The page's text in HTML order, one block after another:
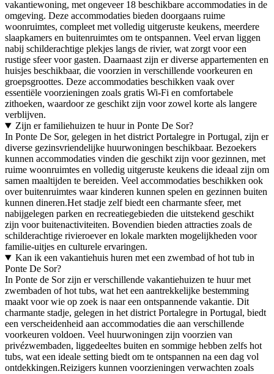
vakantiewoning, met ongeveer 18 beschikbare accommodaties in de
omgeving. Deze accommodaties bieden doorgaans ruime
woonruimtes, compleet met volledig uitgeruste keukens, meerdere
slaapkamers en buitenruimtes om te ontspannen. Veel ervan liggen
nabij schilderachtige plekjes langs de rivier, wat zorgt voor een
rustige sfeer voor gasten. Daarnaast zijn er diverse appartementen en
huisjes beschikbaar, die voorzien in verschillende voorkeuren en
groepsgroottes. Deze accommodaties beschikken vaak over
essentiële voorzieningen zoals gratis Wi-Fi en comfortabele
zithoeken, waardoor ze geschikt zijn voor zowel korte als langere
verblijven.
Zijn er familiehuizen te huur in Ponte De Sor?
In Ponte De Sor, gelegen in het district Portalegre in Portugal, zijn er
diverse gezinsvriendelijke huurwoningen beschikbaar. Bezoekers
kunnen accommodaties vinden die geschikt zijn voor gezinnen, met
ruime woonruimtes en volledig uitgeruste keukens die ideaal zijn om
samen maaltijden te bereiden. Veel accommodaties beschikken ook
over buitenruimtes waar kinderen kunnen spelen en gezinnen buiten
kunnen dineren.Het stadje zelf biedt een charmante sfeer, met
nabijgelegen parken en recreatiegebieden die uitstekend geschikt
zijn voor buitenactiviteiten. Bovendien bieden attracties zoals de
schilderachtige rivieroever en lokale markten mogelijkheden voor
familie-uitjes en culturele ervaringen.
Kan ik een vakantiehuis huren met een zwembad of hot tub in
Ponte De Sor?
In Ponte de Sor zijn er verschillende vakantiehuizen te huur met
zwembaden of hot tubs, wat het een aantrekkelijke bestemming
maakt voor wie op zoek is naar een ontspannende vakantie. Dit
charmante stadje, gelegen in het district Portalegre in Portugal, biedt
een verscheidenheid aan accommodaties die aan verschillende
voorkeuren voldoen. Veel huurwoningen zijn voorzien van
privézwembaden, liggedeeltes buiten en sommige hebben zelfs hot
tubs, wat een ideale setting biedt om te ontspannen na een dag vol
ontdekkingen.Reizigers kunnen voorzieningen verwachten zoals